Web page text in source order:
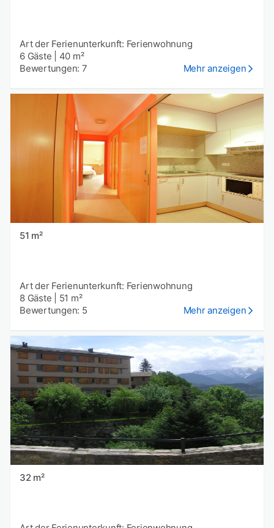
Art der Ferienunterkunft: Ferienwohnung
6 Gäste
40 m²
Bewertungen: 7
Mehr anzeigen
51 m²
Art der Ferienunterkunft: Ferienwohnung
8 Gäste
51 m²
Bewertungen: 5
Mehr anzeigen
32 m²